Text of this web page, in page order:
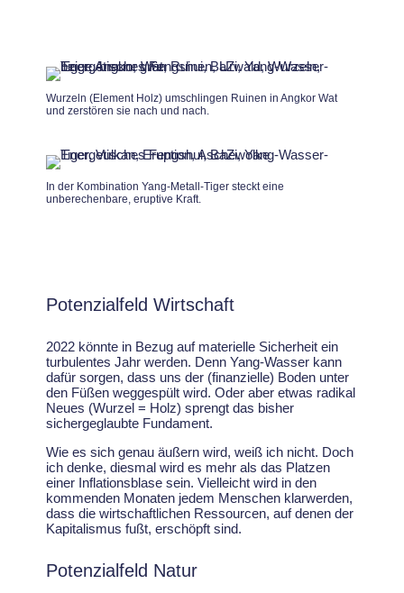
Wurzeln (Element Holz) umschlingen Ruinen in Angkor Wat
und zerstören sie nach und nach.
In der Kombination Yang-Metall-Tiger steckt eine
unberechenbare, eruptive Kraft.
Potenzialfeld Wirtschaft
2022 könnte in Bezug auf materielle Sicherheit ein
turbulentes Jahr werden. Denn Yang-Wasser kann
dafür sorgen, dass uns der (finanzielle) Boden unter
den Füßen weggespült wird. Oder aber etwas radikal
Neues (Wurzel = Holz) sprengt das bisher
sichergeglaubte Fundament.
Wie es sich genau äußern wird, weiß ich nicht. Doch
ich denke, diesmal wird es mehr als das Platzen
einer Inflationsblase sein. Vielleicht wird in den
kommenden Monaten jedem Menschen klarwerden,
dass die wirtschaftlichen Ressourcen, auf denen der
Kapitalismus fußt, erschöpft sind.
Potenzialfeld Natur